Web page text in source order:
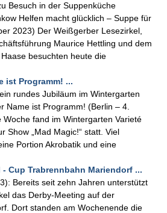
Besuch in der Suppenküche
Helfen macht glücklich – Suppe für
2023) Der Weißgerber Lesezirkel,
Maurice Hettling und dem
besuchten heute die
ist Programm! ...
rundes Jubiläum im Wintergarten
Name ist Programm! (Berlin – 4.
fand im Wintergarten Varieté
Show „Mad Magic!“ statt. Viel
Portion Akrobatik und eine
Cup Trabrennbahn Mariendorf ...
Bereits seit zehn Jahren unterstützt
das Derby-Meeting auf der
Dort standen am Wochenende die